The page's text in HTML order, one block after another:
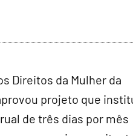
Direitos da Mulher da
projeto que
de três dias por mês